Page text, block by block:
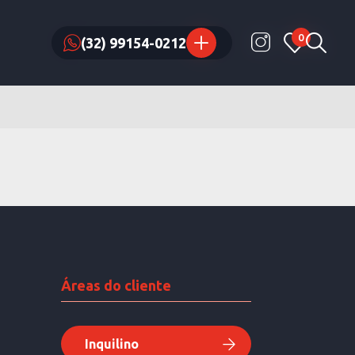
(32) 99154-0212 0
(32) 99154-0212 0
Áreas do cliente
Inquilino